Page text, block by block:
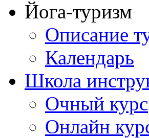
Йога-туризм
Описание
Календарь
Школа
Очный курс
Онлайн